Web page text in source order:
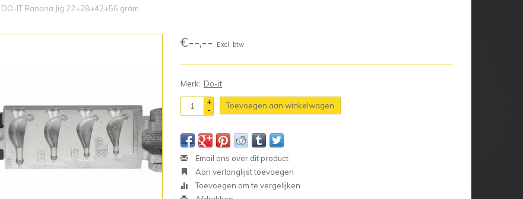
DO-IT Banana Jig 22+28+42+56 gram
€--,-- Excl. btw
Merk: Do-it
+
-
Toevoegen aan winkelwagen
Email ons over dit product
Aan verlanglijst toevoegen
Toevoegen om te vergelijken